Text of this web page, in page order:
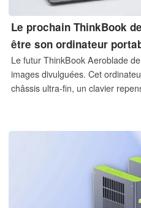
Le prochain ThinkBook
être son ordinateur
Le futur ThinkBook Aeroblade
images divulguées. Cet
châssis ultra-fin, un clavier
Lenovo n’a pas encore